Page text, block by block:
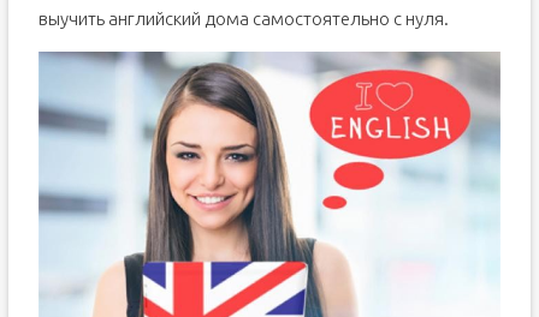
выучить английский дома самостоятельно с нуля.